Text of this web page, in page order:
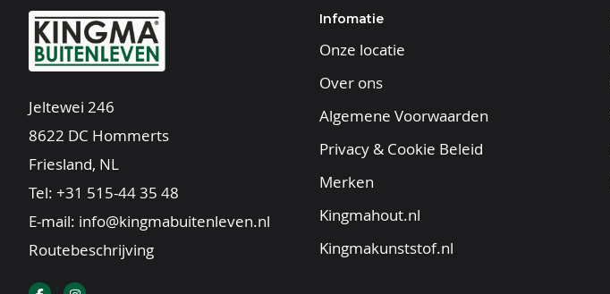
Jeltewei 246
8622 DC Hommerts
Friesland, NL
Tel: +31 515-44 35 48
E-mail: info@kingmabuitenleven.nl
Routebeschrijving
Infomatie
Onze locatie
Over ons
Algemene Voorwaarden
Privacy & Cookie Beleid
Merken
Kingmahout.nl
Kingmakunststof.nl